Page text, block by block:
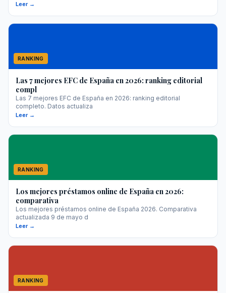
Leer →
RANKING
Las 7 mejores EFC de España en 2026: ranking editorial
compl
Las 7 mejores EFC de España en 2026: ranking editorial
completo. Datos actualiza
Leer →
RANKING
Los mejores préstamos online de España en 2026:
comparativa
Los mejores préstamos online de España 2026. Comparativa
actualizada 9 de mayo d
Leer →
RANKING